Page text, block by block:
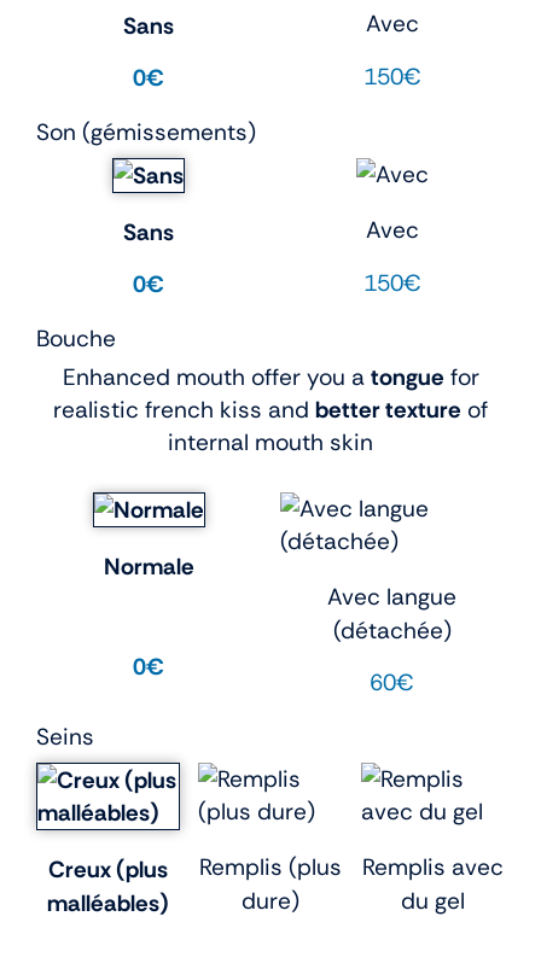
Sans
0€
Avec
150€
Son (gémissements)
Sans
0€
Avec
150€
Bouche
Enhanced mouth offer you a tongue for
realistic french kiss and better texture of
internal mouth skin
Normale
0€
Avec langue
(détachée)
60€
Seins
Creux (plus
malléables)
Remplis (plus
dure)
Remplis avec
du gel